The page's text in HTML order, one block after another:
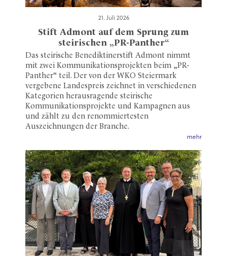
21. Juli 2026
Stift Admont auf dem Sprung zum
steirischen „PR-Panther“
Das steirische Benediktinerstift Admont nimmt
mit zwei Kommunikationsprojekten beim „PR-
Panther“ teil. Der von der WKO Steiermark
vergebene Landespreis zeichnet in verschiedenen
Kategorien herausragende steirische
Kommunikationsprojekte und Kampagnen aus
und zählt zu den renommiertesten
Auszeichnungen der Branche.
mehr